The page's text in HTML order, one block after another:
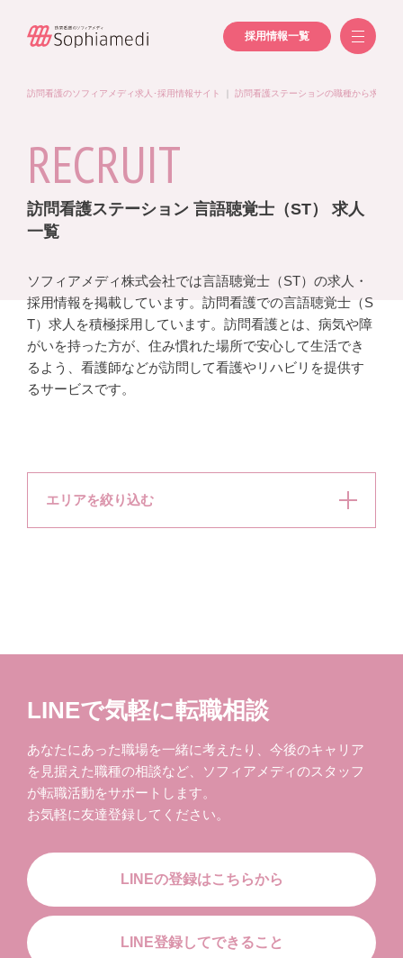
採用情報一覧
訪問看護のソフィアメディ求人･採用情報サイト 訪問看護ステーションの職種から求人を
RECRUIT
訪問看護ステーション 言語聴覚士（ST） 求人
一覧
ソフィアメディ株式会社では言語聴覚士（ST）の求人・
採用情報を掲載しています。訪問看護での言語聴覚士（S
T）求人を積極採用しています。訪問看護とは、病気や障
がいを持った方が、住み慣れた場所で安心して生活でき
るよう、看護師などが訪問して看護やリハビリを提供す
るサービスです。
エリアを絞り込む
LINEで気軽に転職相談
あなたにあった職場を一緒に考えたり、今後のキャリア
を見据えた職種の相談など、ソフィアメディのスタッフ
が転職活動をサポートします。
お気軽に友達登録してください。
LINEの登録はこちらから
LINE登録してできること